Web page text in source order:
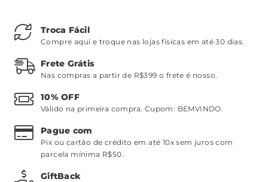
Troca Fácil
Compre aqui e troque nas lojas físicas em até 30 dias.
Frete Grátis
Nas compras a partir de R$399 o frete é nosso.
10% OFF
Válido na primeira compra. Cupom: BEMVINDO.
Pague com
Pix ou cartão de crédito em até 10x sem juros com
parcela mínima R$50.
GiftBack